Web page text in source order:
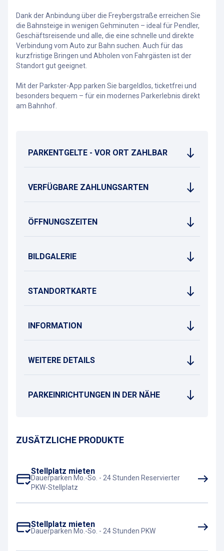
Dank der Anbindung über die Freybergstraße erreichen Sie
die Bahnsteige in wenigen Gehminuten – ideal für Pendler,
Geschäftsreisende und alle, die eine schnelle und direkte
Verbindung vom Auto zur Bahn suchen. Auch für das
kurzfristige Bringen und Abholen von Fahrgästen ist der
Standort gut geeignet.
Mit der Parkster-App parken Sie bargeldlos, ticketfrei und
besonders bequem – für ein modernes Parkerlebnis direkt
am Bahnhof.
PARKENTGELTE - VOR ORT ZAHLBAR
VERFÜGBARE ZAHLUNGSARTEN
ÖFFNUNGSZEITEN
BILDGALERIE
STANDORTKARTE
INFORMATION
WEITERE DETAILS
PARKEINRICHTUNGEN IN DER NÄHE
ZUSÄTZLICHE PRODUKTE
Stellplatz mieten
Dauerparken Mo.-So. - 24 Stunden Reservierter
PKW-Stellplatz
Stellplatz mieten
Dauerparken Mo.-So. - 24 Stunden PKW